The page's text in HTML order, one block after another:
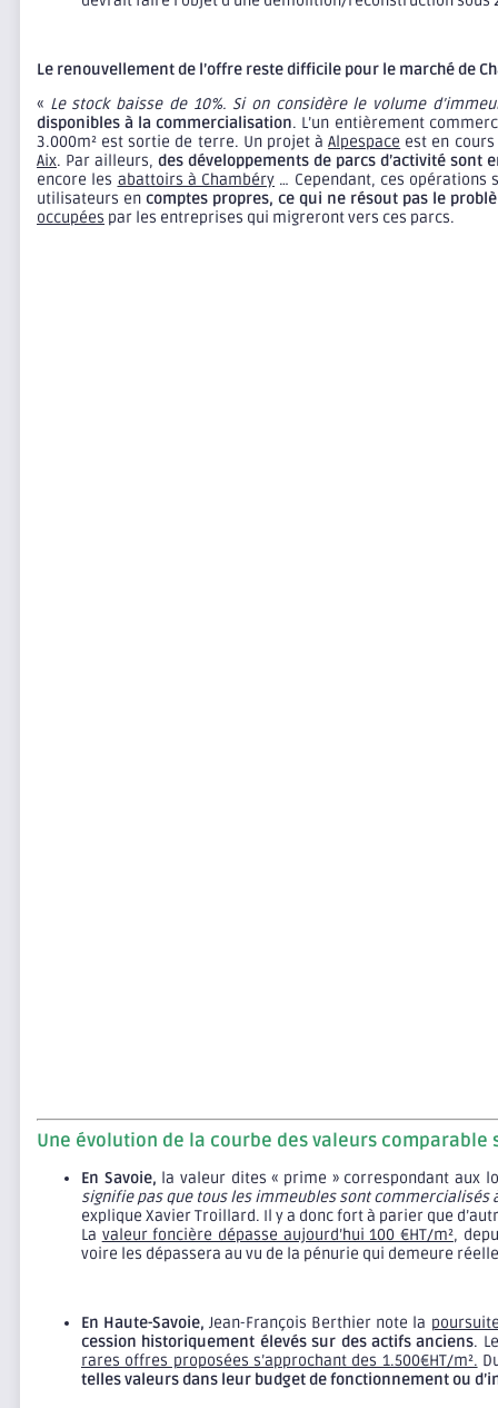
Le renouvellement de l’offre reste difficile pour le marché de
« Le stock baisse de 10%. Si on considère le volume
disponibles à la commercialisation. L’un entièrement
3.000m² est sortie de terre. Un projet àAlpespace est en
Aix. Par ailleurs, des développements de parcs d’activité sont
encore les abattoirs à Chambéry … Cependant, ces
utilisateurs en comptes propres, ce qui ne résout pas le
occupées par les entreprises qui migreront vers ces parcs.
Une évolution de la courbe des valeurs comparable
En Savoie, la valeur dites « prime » correspondant aux
signifie pas que tous les immeubles sont
explique Xavier Troillard. Il y a donc fort à parier que
La valeur foncière dépasse aujourd’hui 100 €HT/m²,
voire les dépassera au vu de la pénurie qui demeure
En Haute-Savoie, Jean-François Berthier note la
cession historiquement élevés sur des actifs anciens.
rares offres proposées s’approchant des 1.500€HT/m².
telles valeurs dans leur budget de fonctionnement ou